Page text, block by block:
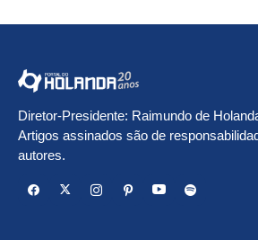
Diretor-Presidente: Raimundo de
Artigos assinados são de
autores.